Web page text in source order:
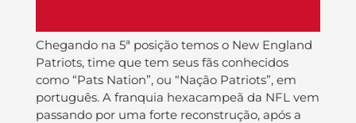
Chegando na 5ª posição temos o New England
Patriots, time que tem seus fãs conhecidos
como “Pats Nation”, ou “Nação Patriots”, em
português. A franquia hexacampeã da NFL vem
passando por uma forte reconstrução, após a